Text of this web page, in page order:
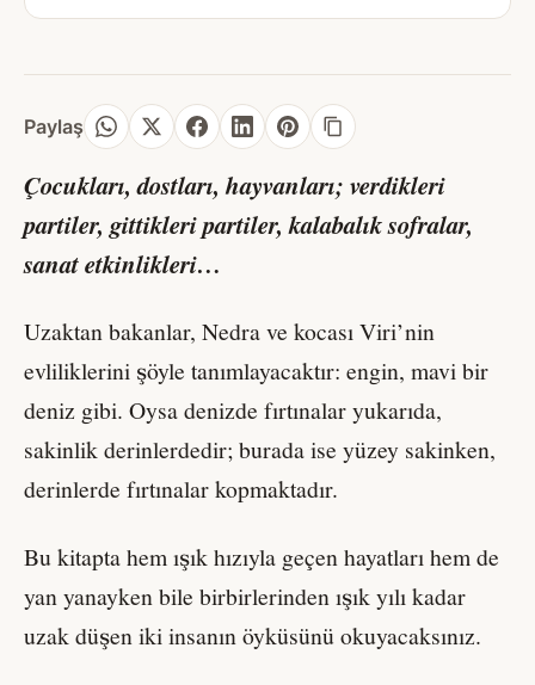
Paylaş
Çocukları, dostları, hayvanları; verdikleri
partiler, gittikleri partiler, kalabalık sofralar,
sanat etkinlikleri…
Uzaktan bakanlar, Nedra ve kocası Viri’nin
evliliklerini şöyle tanımlayacaktır: engin, mavi bir
deniz gibi. Oysa denizde fırtınalar yukarıda,
sakinlik derinlerdedir; burada ise yüzey sakinken,
derinlerde fırtınalar kopmaktadır.
Bu kitapta hem ışık hızıyla geçen hayatları hem de
yan yanayken bile birbirlerinden ışık yılı kadar
uzak düşen iki insanın öyküsünü okuyacaksınız.